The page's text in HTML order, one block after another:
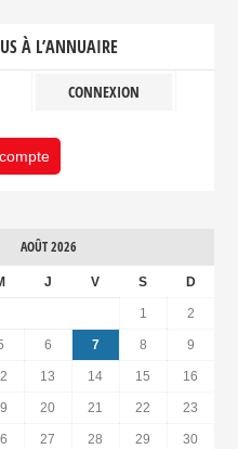
À L’ANNUAIRE
CONNEXION
AOÛT 2026
J V S D
1 2
6 7 8 9
13 14 15 16
20 21 22 23
27 28 29 30